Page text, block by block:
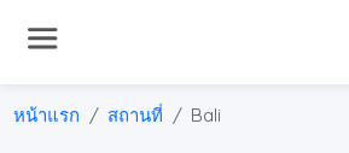
หน้าแรก สถานที่ Bali